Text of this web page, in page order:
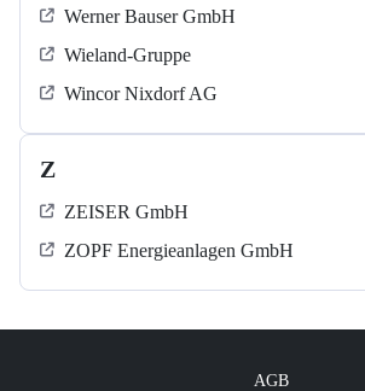
Werner Bauser GmbH
Wieland-Gruppe
Wincor Nixdorf AG
Z
ZEISER GmbH
ZOPF Energieanlagen GmbH
AGB